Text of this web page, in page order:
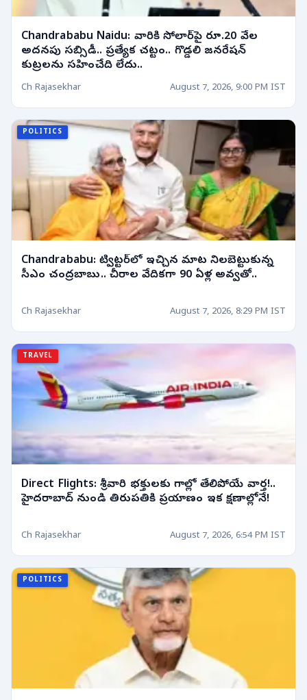
Chandrababu Naidu: వారికి సోలార్‌పై రూ.20 వేల
అదనపు సబ్సిడీ.. ప్రత్యేక చట్టం.. గొడ్డలి జనరేషన్
కుట్రలను సహించేది లేదు..
Ch Rajasekhar August 7, 2026, 9:00 PM IST
POLITICS
Chandrababu: ట్విట్టర్‌లో ఇచ్చిన మాట నిలబెట్టుకున్న
సీఎం చంద్రబాబు.. చీరాల వేదికగా 90 ఏళ్ల అవ్వతో..
Ch Rajasekhar August 7, 2026, 8:29 PM IST
TRAVEL
Direct Flights: శ్రీవారి భక్తులకు గాల్లో తేలిపోయే వార్త!..
హైదరాబాద్ నుండి తిరుపతికి ప్రయాణం ఇక క్షణాల్లోనే!
Ch Rajasekhar August 7, 2026, 6:54 PM IST
POLITICS